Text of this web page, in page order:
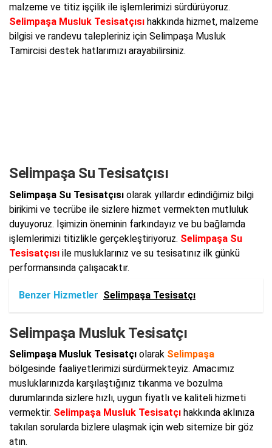
malzeme ve titiz işçilik ile işlemlerimizi sürdürüyoruz.
Selimpaşa Musluk Tesisatçısı hakkında hizmet, malzeme
bilgisi ve randevu talepleriniz için Selimpaşa Musluk
Tamircisi destek hatlarımızı arayabilirsiniz.
Selimpaşa Su Tesisatçısı
Selimpaşa Su Tesisatçısı olarak yıllardır edindiğimiz bilgi
birikimi ve tecrübe ile sizlere hizmet vermekten mutluluk
duyuyoruz. İşimizin öneminin farkındayız ve bu bağlamda
işlemlerimizi titizlikle gerçekleştiriyoruz. Selimpaşa Su
Tesisatçısı ile musluklarınız ve su tesisatınız ilk günkü
performansında çalışacaktır.
Benzer Hizmetler Selimpaşa Tesisatçı
Selimpaşa Musluk Tesisatçı
Selimpaşa Musluk Tesisatçı olarak Selimpaşa
bölgesinde faaliyetlerimizi sürdürmekteyiz. Amacımız
musluklarınızda karşılaştığınız tıkanma ve bozulma
durumlarında sizlere hızlı, uygun fiyatlı ve kaliteli hizmeti
vermektir. Selimpaşa Musluk Tesisatçı hakkında aklınıza
takılan sorularda bizlere ulaşmak için web sitemize bir göz
atın.